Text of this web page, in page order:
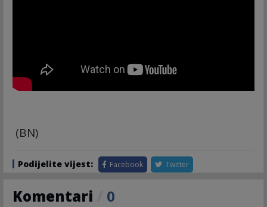
(BN)
Podijelite vijest: Facebook Twitter
Komentari 0